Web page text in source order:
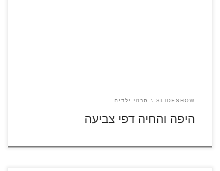
SLIDESHOW סרטי ילדים
היפה והחיה דפי צביעה